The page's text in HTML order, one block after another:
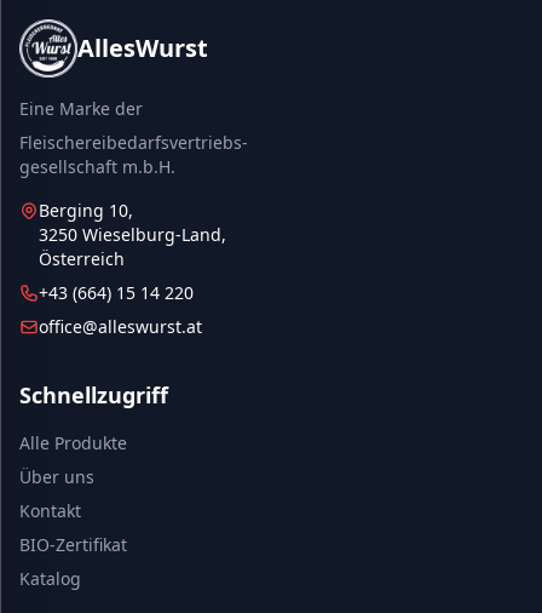
AllesWurst
Eine Marke der
Fleischereibedarfsvertriebs-
gesellschaft m.b.H.
Berging 10,
3250 Wieselburg-Land,
Österreich
+43 (664) 15 14 220
office@alleswurst.at
Schnellzugriff
Alle Produkte
Über uns
Kontakt
BIO-Zertifikat
Katalog